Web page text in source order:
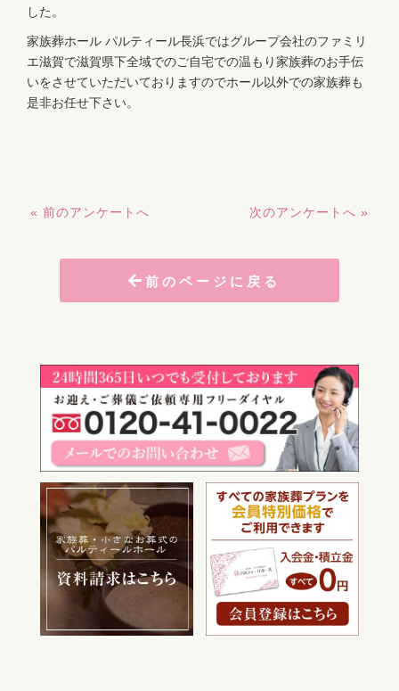
した。
家族葬ホール パルティール長浜ではグループ会社のファミリ
エ滋賀で滋賀県下全域でのご自宅での温もり家族葬のお手伝
いをさせていただいておりますのでホール以外での家族葬も
是非お任せ下さい。
« 前のアンケートへ 次のアンケートへ »
前のページに戻る